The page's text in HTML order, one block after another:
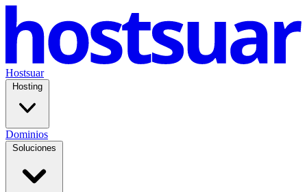
Hostsuar
Hosting
Dominios
Soluciones